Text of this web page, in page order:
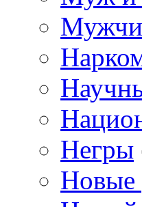
Негры
Новые